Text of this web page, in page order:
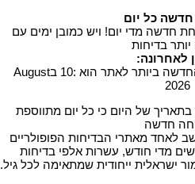
כל יום
חדשה מדי יום! ויש כמובן ימים עם
בדיחות
לאחרונה:
התאריך בו הוכנסה הבדיחה החדשה ביותר לאתר הוא :10 בAugust
2026
בתאריך של היום כי כל יום מתווספת
חדשה
מאז שנת 2000 ונחשב לאחד מאתרי הבדיחות הפופולריים
מדי חודש, עשרות אלפי בדיחות
ישראלית ייחודית שמתאימה לכל גיל.